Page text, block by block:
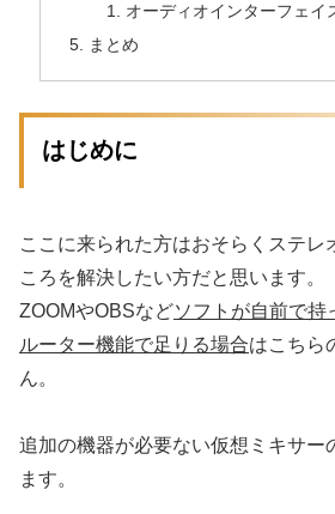
オーディオインターフェイ
まとめ
はじめに
ここに来られた方はおそらくステレ
ころを解決したい方だと思います。
ZOOMやOBSなどソフトが自前で持
ルーター機能で足りる場合はこちら
ん。
追加の機器が必要ない仮想ミキサー
ます。